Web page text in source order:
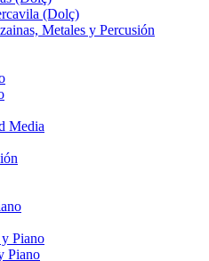
(Dolç)
Metales y Percusión
Media
Piano
Piano